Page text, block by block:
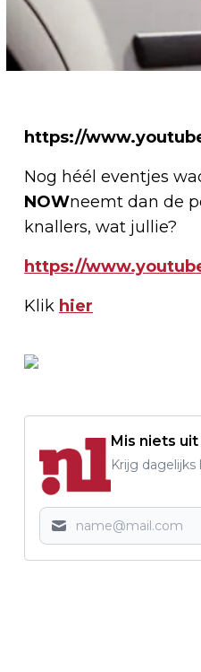
https://
Nog héél eventjes
NOWneemt dan de
knallers, wat jullie?
https://
Klik hier
Mis niets
Krijg